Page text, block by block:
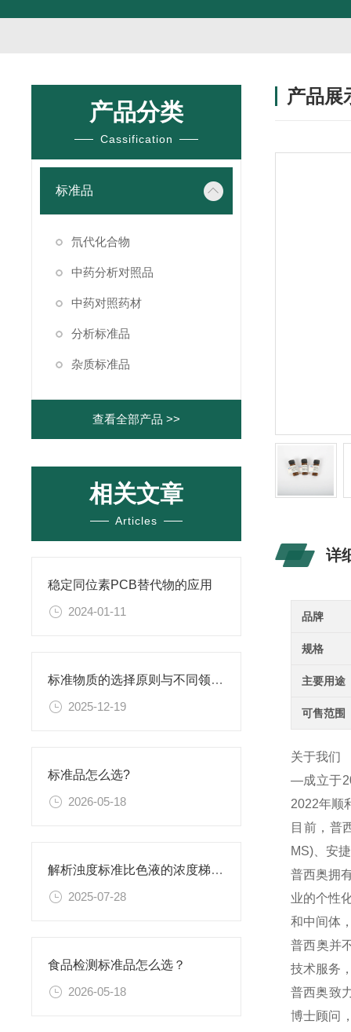
产品分类
Cassification
标准品
氘代化合物
中药分析对照品
中药对照药材
分析标准品
杂质标准品
查看全部产品 >>
相关文章
Articles
稳定同位素PCB替代物的应用
2024-01-11
标准物质的选择原则与不同领域应用匹配性分析
2025-12-19
标准品怎么选?
2026-05-18
解析浊度标准比色液的浓度梯度与配比
2025-07-28
食品检测标准品怎么选？
2026-05-18
产品展
详
品牌
规格
主要用途
可售范围
关于我们
—成立于
2022年顺
目前，普
MS)、安
普西奥拥
业的个性
和中间体
普西奥并
技术服务
普西奥致
博士顾问